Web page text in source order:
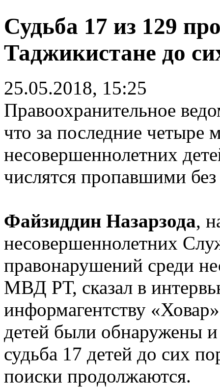
Судьба 17 из 129
Таджикистане до
25.05.2018, 15:25
Правоохранительное
что за последние четыре
несовершеннолетних
числятся пропавшими без
Файзиддин Назарзода,
несовершеннолетних
правонарушений среди
МВД РТ, сказал в
информагентству
детей были обнаружены
судьба 17 детей до сих
поиски продолжаются.